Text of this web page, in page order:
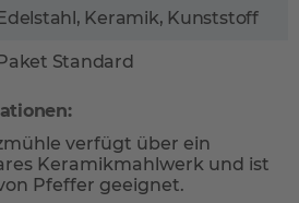
Keramik, Kunststoff
Standard
verfügt über ein
Keramikmahlwerk und ist
Pfeffer geeignet.